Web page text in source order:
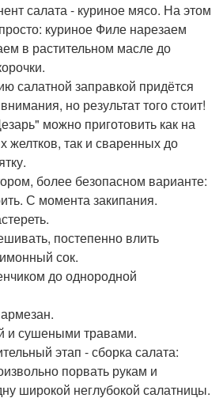
салата - куриное мясо. На этом
куриное Филе нарезаем
в растительном масле до
салатной заправкой придётся
но результат того стоит!
можно приготовить как на
желтков, так и сваренных до
более безопасном варианте:
С момента закипания.
постепенно влить
сок.
до однородной
и сушеными травами.
этап - сборка салата:
порвать рукам и
широкой неглубокой салатницы.